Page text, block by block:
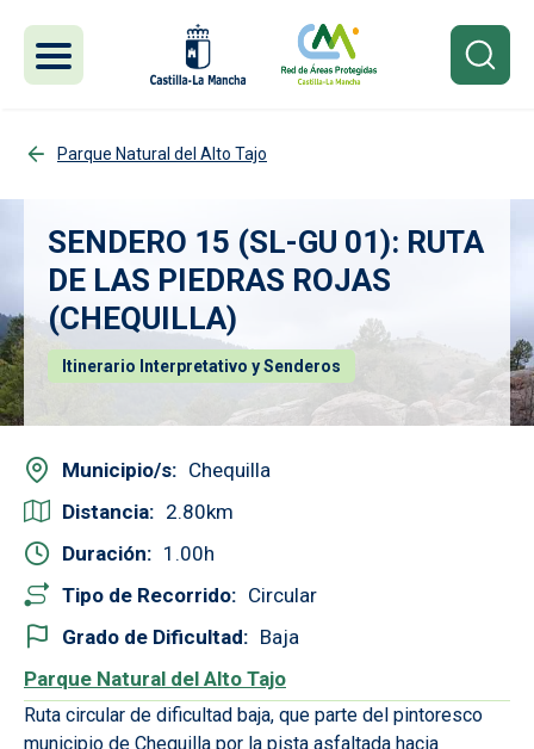
Parque Natural del Alto Tajo
SENDERO 15 (SL-GU 01): RUTA
DE LAS PIEDRAS ROJAS
(CHEQUILLA)
Itinerario Interpretativo y Senderos
Municipio/s
Chequilla
Distancia
2.80
Duración
1.00
Tipo de Recorrido
Circular
Grado de Dificultad
Baja
Parque Natural del Alto Tajo
Ruta circular de dificultad baja, que parte del pintoresco
municipio de Chequilla por la pista asfaltada hacia